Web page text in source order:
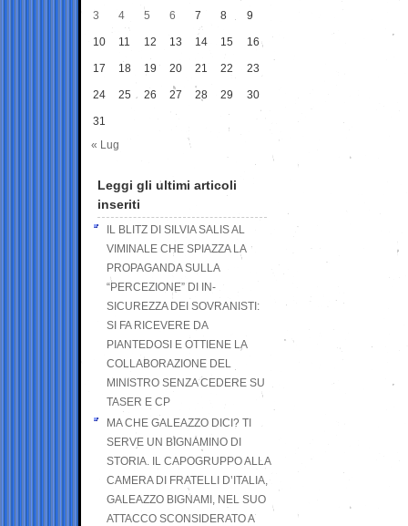
3 4 5 6 7 8 9
10 11 12 13 14 15 16
17 18 19 20 21 22 23
24 25 26 27 28 29 30
31
« Lug
Leggi gli ultimi articoli
inseriti
IL BLITZ DI SILVIA SALIS AL
VIMINALE CHE SPIAZZA LA
PROPAGANDA SULLA
“PERCEZIONE” DI IN-
SICUREZZA DEI SOVRANISTI:
SI FA RICEVERE DA
PIANTEDOSI E OTTIENE LA
COLLABORAZIONE DEL
MINISTRO SENZA CEDERE SU
TASER E CP
MA CHE GALEAZZO DICI? TI
SERVE UN BIGNAMINO DI
STORIA. IL CAPOGRUPPO ALLA
CAMERA DI FRATELLI D’ITALIA,
GALEAZZO BIGNAMI, NEL SUO
ATTACCO SCONSIDERATO A